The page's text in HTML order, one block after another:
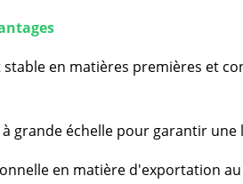
en matières premières et
grande échelle pour garantir une
en matière d'exportation